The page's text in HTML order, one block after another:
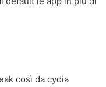
così da cydia